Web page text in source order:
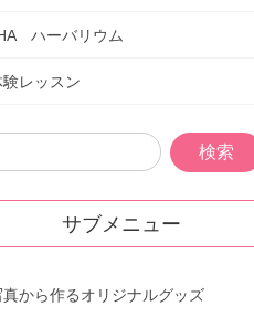
ハーバリウム
験レッスン
サブメニュー
真から作るオリジナルグッズ